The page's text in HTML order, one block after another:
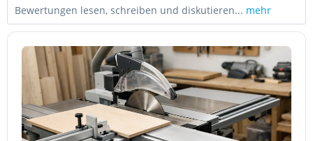
Bewertungen lesen, schreiben und diskutieren... mehr